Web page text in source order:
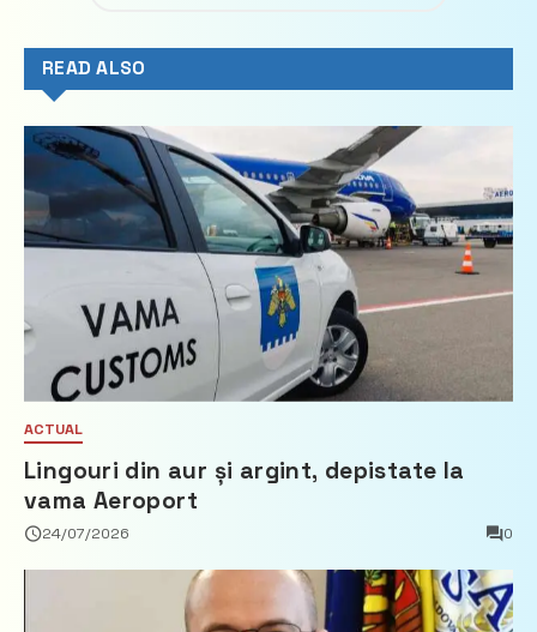
READ ALSO
ACTUAL
Lingouri din aur și argint, depistate la
vama Aeroport
24/07/2026 0